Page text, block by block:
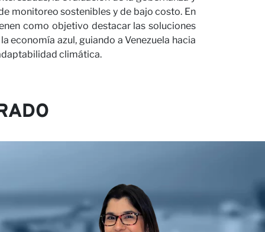
monitoreo sostenibles y de bajo costo. En
como objetivo destacar las soluciones
economía azul, guiando a Venezuela hacia
climática.